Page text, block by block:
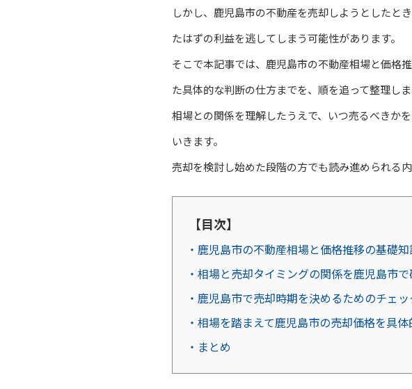
しかし、鹿児島市の不動産を売却しようとしたと
たはずの利益を逃してしまう可能性があります。
そこで本記事では、鹿児島市の不動産相場と価格
た具体的な判断の仕方までを、順を追って整理しま
相場との関係を理解したうえで、いつ売るべきか
いきます。
売却を検討し始めた段階の方でも読み進められる
【目次】
・鹿児島市の不動産相場と価格推移の基礎
・相場と売却タイミングの関係を鹿児島市
・鹿児島市で売却時期を決めるためのチェ
・相場を踏まえて鹿児島市の売却価格を具
・まとめ